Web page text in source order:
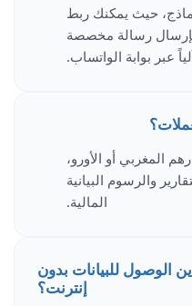
حيث يمكنك ربط
بإرسال رسالة مخصصة
عبر بوابة الواتساب.
المغربي أو الأورو،
والرسوم البيانية
المالية.
الوصول للبيانات بدون
إنترنت؟